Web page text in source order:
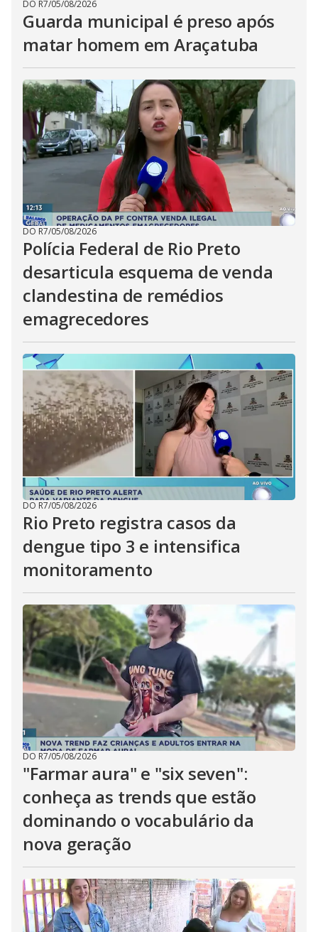
DO R7/05/08/2026
Guarda municipal é preso após
matar homem em Araçatuba
DO R7/05/08/2026
Polícia Federal de Rio Preto
desarticula esquema de venda
clandestina de remédios
emagrecedores
DO R7/05/08/2026
Rio Preto registra casos da
dengue tipo 3 e intensifica
monitoramento
DO R7/05/08/2026
"Farmar aura" e "six seven":
conheça as trends que estão
dominando o vocabulário da
nova geração